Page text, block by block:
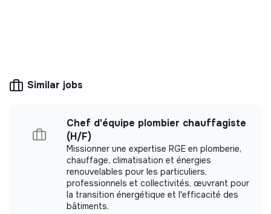
More information
Website
Company
Between 50 and 250
employees
Energy
Similar jobs
Chef d'équipe plombier chauffagiste
(H/F)
Missionner une expertise RGE en plomberie,
chauffage, climatisation et énergies
renouvelables pour les particuliers,
professionnels et collectivités, œuvrant pour
la transition énergétique et l'efficacité des
bâtiments.